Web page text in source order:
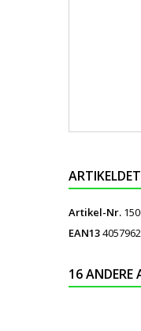
Artikel-Nr.
EAN13
16 ANDERE